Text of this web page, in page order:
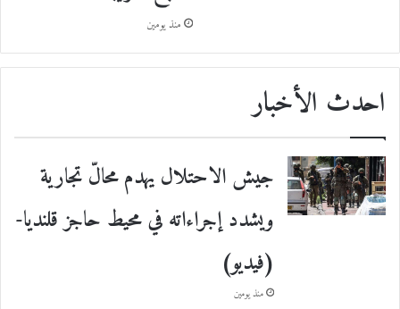
منذ يومين
احدث الأخبار
جيش الاحتلال يهدم محالّ تجارية
ويشدد إجراءاته في محيط حاجز قلنديا-
(فيديو)
منذ يومين